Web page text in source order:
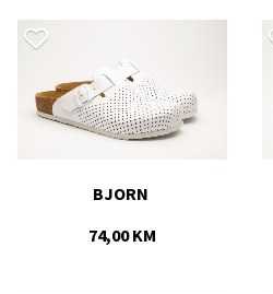
BJORN
74,00 KM